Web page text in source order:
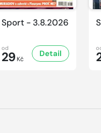
Sport - 3.8.2026
od
29 Kč
Detail